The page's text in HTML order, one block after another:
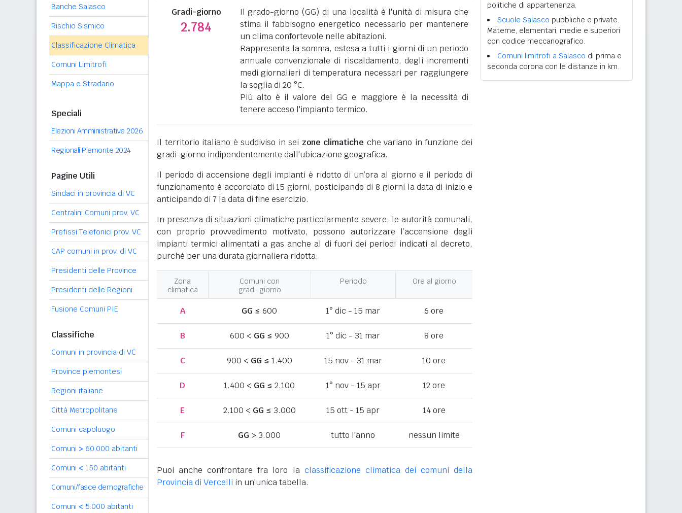
Banche Salasco
Rischio Sismico
Classificazione Climatica
Comuni Limitrofi
Mappa e Stradario
Speciali
Elezioni Amministrative 2026
Regionali Piemonte 2024
Pagine Utili
Sindaci in provincia di VC
Centralini Comuni prov. VC
Prefissi Telefonici prov. VC
CAP comuni in prov. di VC
Presidenti delle Province
Presidenti delle Regioni
Fusione Comuni PIE
Classifiche
Comuni in provincia di VC
Province piemontesi
Regioni italiane
Città Metropolitane
Comuni capoluogo
Comuni > 60.000 abitanti
Comuni < 150 abitanti
Comuni/fasce demografiche
Comuni < 5.000 abitanti
Gradi-giorno
2.784
Il grado-giorno (GG) di una località è l'unità di misura che
stima il fabbisogno energetico necessario per mantenere
un clima confortevole nelle abitazioni.
Rappresenta la somma, estesa a tutti i giorni di un periodo
annuale convenzionale di riscaldamento, degli incrementi
medi giornalieri di temperatura necessari per raggiungere
la soglia di 20 °C.
Più alto è il valore del GG e maggiore è la necessità di
tenere acceso l'impianto termico.
Il territorio italiano è suddiviso in sei zone climatiche che variano in funzione dei
gradi-giorno indipendentemente dall'ubicazione geografica.
Il periodo di accensione degli impianti è ridotto di un’ora al giorno e il periodo di
funzionamento è accorciato di 15 giorni, posticipando di 8 giorni la data di inizio e
anticipando di 7 la data di fine esercizio.
In presenza di situazioni climatiche particolarmente severe, le autorità comunali,
con proprio provvedimento motivato, possono autorizzare l’accensione degli
impianti termici alimentati a gas anche al di fuori dei periodi indicati al decreto,
purché per una durata giornaliera ridotta.
Zona
climatica
Comuni con
gradi-giorno
Periodo Ore al giorno
A GG ≤ 600 1° dic - 15 mar 6 ore
B 600 < GG ≤ 900 1° dic - 31 mar 8 ore
C 900 < GG ≤ 1.400 15 nov - 31 mar 10 ore
D 1.400 < GG ≤ 2.100 1° nov - 15 apr 12 ore
E 2.100 < GG ≤ 3.000 15 ott - 15 apr 14 ore
F GG > 3.000 tutto l'anno nessun limite
Puoi anche confrontare fra loro la classificazione climatica dei comuni della
Provincia di Vercelli in un'unica tabella.
politiche di appartenenza.
Scuole Salasco pubbliche e private.
Materne, elementari, medie e superiori
con codice meccanografico.
Comuni limitrofi a Salasco di prima e
seconda corona con le distanze in km.